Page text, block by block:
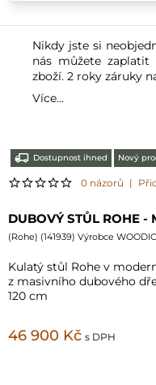
Nikdy jste si
nás můžete
zboží. 2 roky záruky
Více...
Dostupnost ihned Nový
0 názorů |
DUBOVÝ STŮL ROHE -
(Rohe) (141939) Výrobce
Kulatý stůl Rohe v
z masivního dubového
120 cm
46 900 Kč s DPH